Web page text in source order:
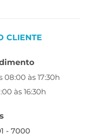
CLIENTE
às 17:30h
às 16:30h
- 7000